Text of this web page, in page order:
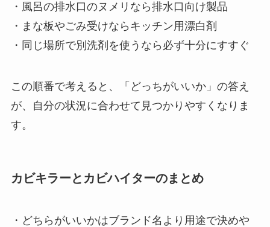
・風呂の排水口のヌメリなら排水口向け製品
・まな板やごみ受けならキッチン用漂白剤
・同じ場所で別洗剤を使うなら必ず十分にすすぐ
この順番で考えると、「どっちがいいか」の答え
が、自分の状況に合わせて見つかりやすくなりま
す。
カビキラーとカビハイターのまとめ
・どちらがいいかはブランド名より用途で決めや